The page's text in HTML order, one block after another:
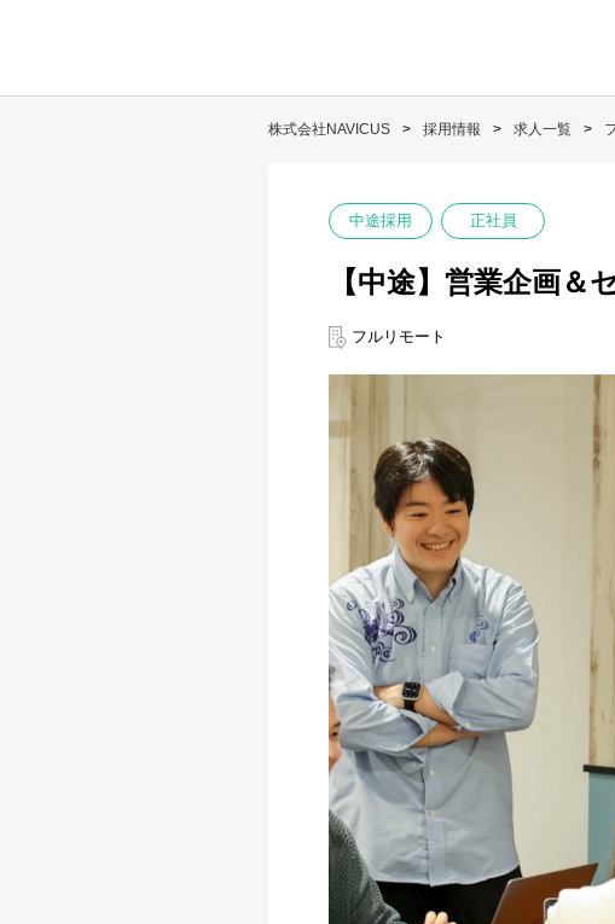
株式会社NAVICUS 採用情報 求人一覧
中途採用 正社員
【中途】営業企画＆
フルリモート